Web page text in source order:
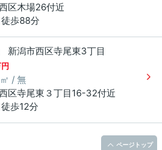
区木場26付近
歩88分
新潟市西区寺尾東3丁目
/ 無
区寺尾東 ３丁目 16-32付近
歩12分
ページトップ